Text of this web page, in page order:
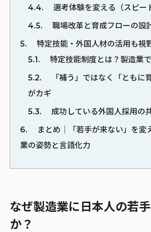
4.4
選考体験を変える（スピー
4.5
職場改革と育成フローの設
5
特定技能・外国人材の活用も視
5.1
特定技能制度とは？製造業
5.2
「補う」ではなく「ともに
がカギ
5.3
成功している外国人採用の
6
まとめ｜「若手が来ない」を変
業の姿勢と言語化力
なぜ製造業に日本人の若
か？